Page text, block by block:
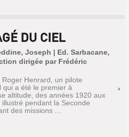
DU CIEL
Joseph | Ed. Sarbacane,
dirigée par Frédéric
Roger Henrard, un pilote
qui a été le premier à
altitude, des années 1920 aux
pendant la Seconde
des missions ...